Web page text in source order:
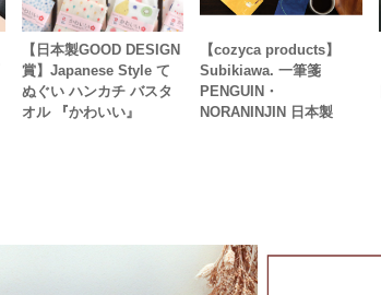
【日本製GOOD DESIGN
賞】Japanese Style て
ぬぐい ハンカチ バスタ
オル 『かわいい』
【cozyca products】
Subikiawa. 一筆箋
PENGUIN・
NORANINJIN 日本製